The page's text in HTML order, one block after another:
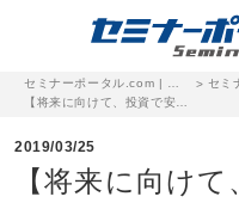
> セミ
2019/03/25
【将来に向け